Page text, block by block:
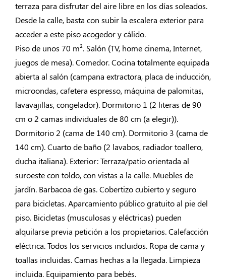
terraza para disfrutar del aire libre en los días soleados.
Desde la calle, basta con subir la escalera exterior para
acceder a este piso acogedor y cálido.
Piso de unos 70 m². Salón (TV, home cinema, Internet,
juegos de mesa). Comedor. Cocina totalmente equipada
abierta al salón (campana extractora, placa de inducción,
microondas, cafetera espresso, máquina de palomitas,
lavavajillas, congelador). Dormitorio 1 (2 literas de 90
cm o 2 camas individuales de 80 cm (a elegir)).
Dormitorio 2 (cama de 140 cm). Dormitorio 3 (cama de
140 cm). Cuarto de baño (2 lavabos, radiador toallero,
ducha italiana). Exterior: Terraza/patio orientada al
suroeste con toldo, con vistas a la calle. Muebles de
jardín. Barbacoa de gas. Cobertizo cubierto y seguro
para bicicletas. Aparcamiento público gratuito al pie del
piso. Bicicletas (musculosas y eléctricas) pueden
alquilarse previa petición a los propietarios. Calefacción
eléctrica. Todos los servicios incluidos. Ropa de cama y
toallas incluidas. Camas hechas a la llegada. Limpieza
incluida. Equipamiento para bebés.